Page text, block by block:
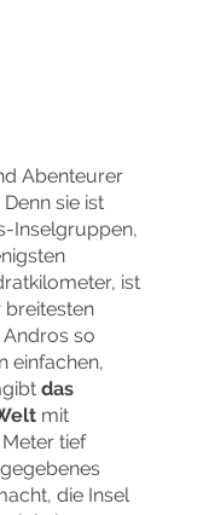
Abenteurer
sie ist
Inselgruppen,
ist
breitesten
so
einfachen,
das
mit
tief
die Insel